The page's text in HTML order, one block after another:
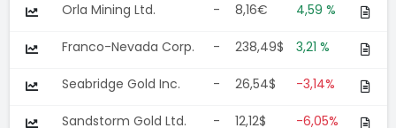
Orla Mining Ltd. - 8,16€ 4,59 %
Franco-Nevada Corp. - 238,49$ 3,21 %
Seabridge Gold Inc. - 26,54$ -3,14%
Sandstorm Gold Ltd. - 12,12$ -6,05%